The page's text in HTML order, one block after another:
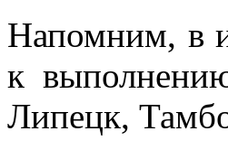
Напомним, в
к
Липецк,